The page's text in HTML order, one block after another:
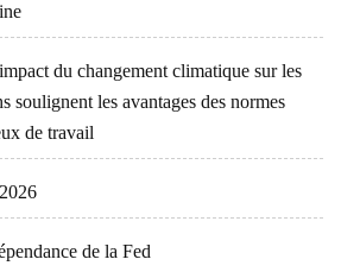
du changement climatique sur les
soulignent les avantages des normes
de travail
de la Fed